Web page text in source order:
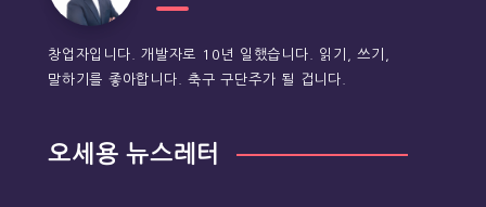
창업자입니다. 개발자로 10년 일했습니다. 읽기, 쓰기,
말하기를 좋아합니다. 축구 구단주가 될 겁니다.
오세용 뉴스레터